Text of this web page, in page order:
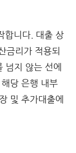
합니다. 대출 상
금리가 적용되
지 않는 선에
당 은행 내부
및 추가대출에